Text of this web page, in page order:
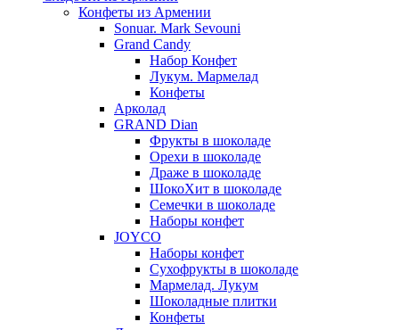
Конфеты из Армении
Sonuar. Mark Sevouni
Grand Candy
Набор Конфет
Лукум. Мармелад
Конфеты
Арколад
GRAND Dian
Фрукты в шоколаде
Орехи в шоколаде
Драже в шоколаде
ШокоХит в шоколаде
Семечки в шоколаде
Наборы конфет
JOYCO
Наборы конфет
Сухофрукты в шоколаде
Мармелад. Лукум
Шоколадные плитки
Конфеты